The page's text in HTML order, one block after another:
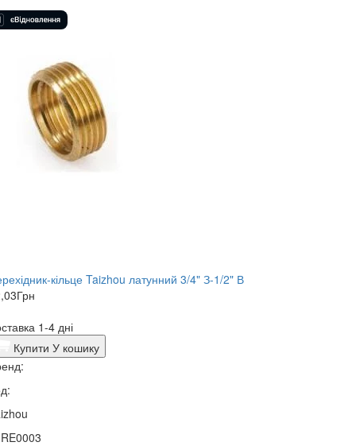
кільце Taizhou латунний 3/4" З-1/2" В
Грн
1-4 дні
Купити У кошику